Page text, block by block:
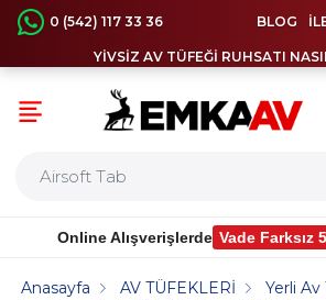
0 (542) 117 33 36 BLOG
YİVSİZ AV TÜFEĞİ RUHSATI
Online Alışverişlerde Vade Farksız
Anasayfa AV TÜFEKLERİ
Yerli